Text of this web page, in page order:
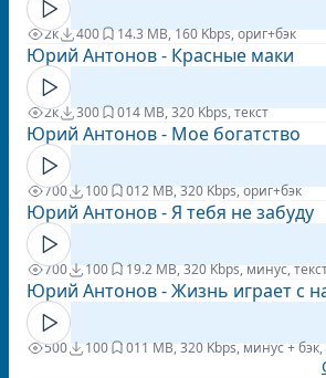
2к 400 14.3 MB, 160 Kbps, ориг+бэк
Юрий Антонов - Красные маки
2к 300 014 MB, 320 Kbps, текст
Юрий Антонов - Мое богатство
700 100 012 MB, 320 Kbps, ориг+бэк
Юрий Антонов - Я тебя не забуду
700 100 19.2 MB, 320 Kbps, минус,
Юрий Антонов - Жизнь играет с
500 100 011 MB, 320 Kbps, минус + бэк,